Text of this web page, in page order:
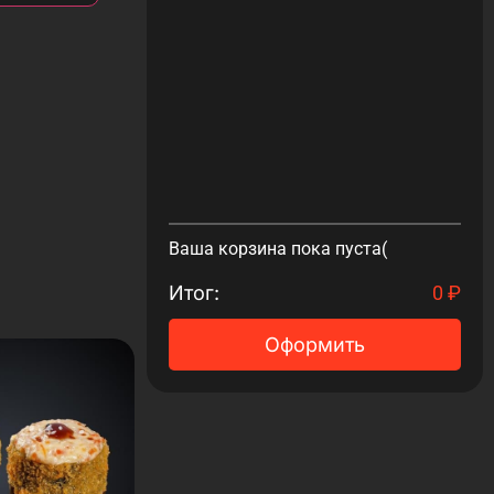
Ваша корзина пока пуста(
Итог: 0 ₽
Оформить